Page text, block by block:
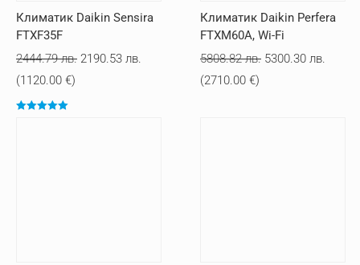
Климатик Daikin Sensira
FTXF35F
2444.79лв. Original
2190.53 лв.
(1120.00 €)
Климатик Daikin Perfera
FTXM60A, Wi-Fi
5808.82лв. Original
5300.30 лв.
(2710.00 €)